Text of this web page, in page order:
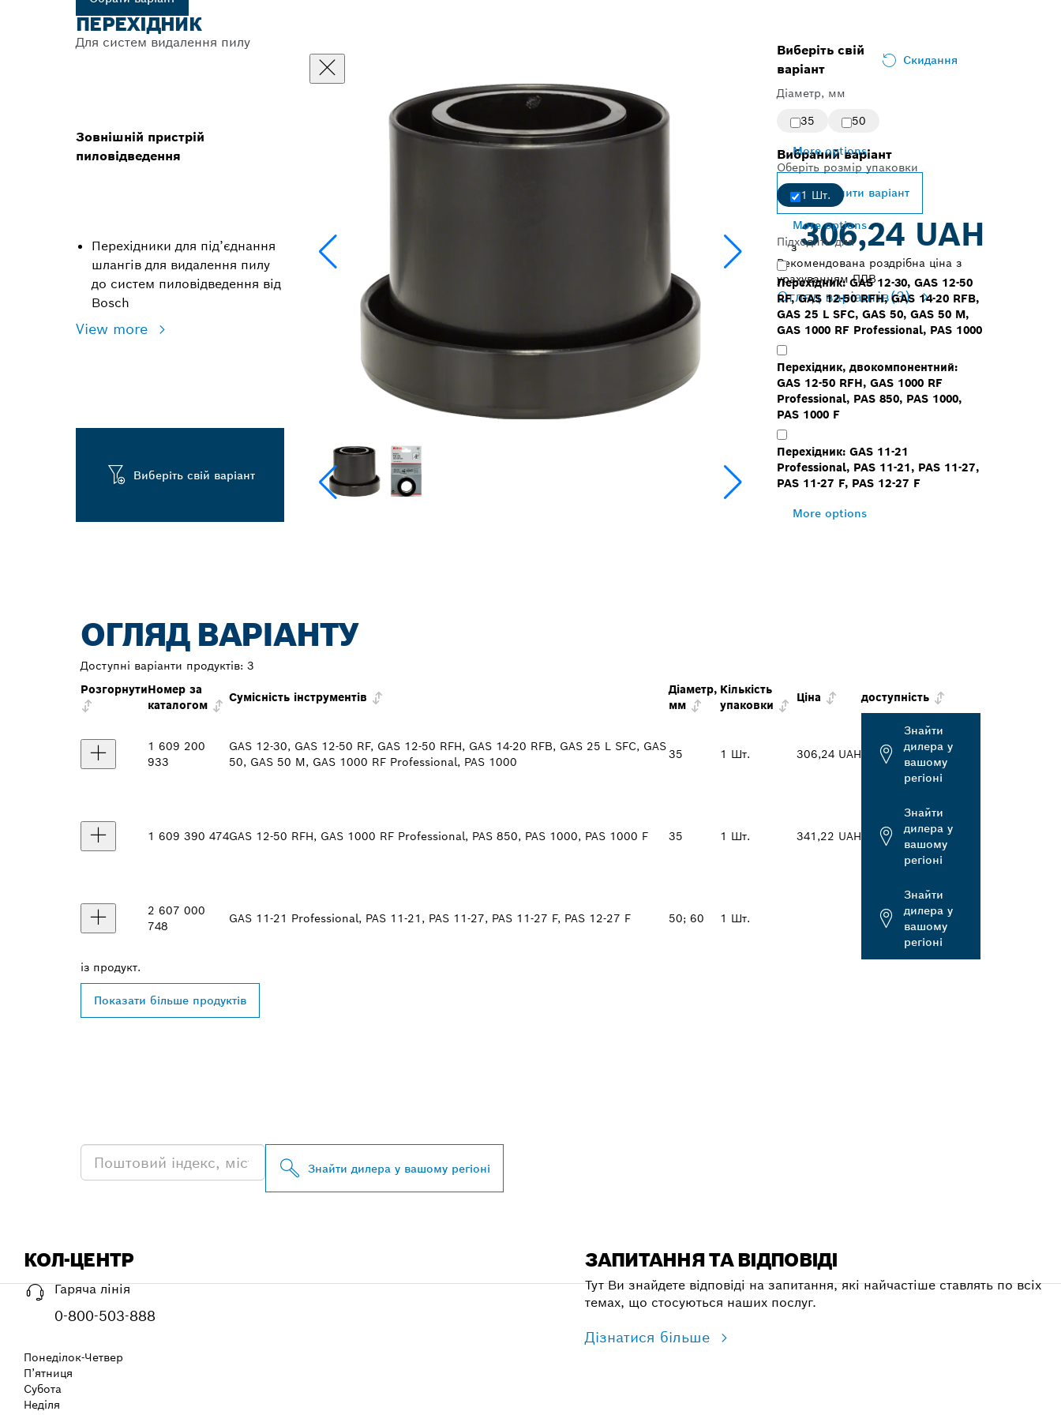
ПЕРЕХІДНИК
Для систем видалення пилу
Зовнішній пристрій
пиловідведення
Перехідники для під’єднання
шлангів для видалення пилу
до систем пиловідведення від
Bosch
View more
Виберіть свій варіант
Виберіть свій
варіант
Скидання
Діаметр, мм
35
50
More options
Оберіть розмір упаковки
1 Шт.
More options
Підходить для
Перехідник: GAS 12-30, GAS 12-50
RF, GAS 12-50 RFH, GAS 14-20 RFB,
GAS 25 L SFC, GAS 50, GAS 50 M,
GAS 1000 RF Professional, PAS 1000
Перехідник, двокомпонентний:
GAS 12-50 RFH, GAS 1000 RF
Professional, PAS 850, PAS 1000,
PAS 1000 F
Перехідник: GAS 11-21
Professional, PAS 11-21, PAS 11-27,
PAS 11-27 F, PAS 12-27 F
More options
Вибраний варіант
Змінити варіант
з306,24 UAH
Рекомендована роздрібна ціна з
урахуванням ПДВ
Огляд варіантів(3)
ОГЛЯД ВАРІАНТУ
Доступні варіанти продуктів: 3
РозгорнутиНомер за
каталогом
Сумісність інструментів
Діаметр,
мм
Кількість
упаковки
Ціна доступність
1 609 200
933
GAS 12-30, GAS 12-50 RF, GAS 12-50 RFH, GAS 14-20 RFB, GAS 25 L SFC, GAS
50, GAS 50 M, GAS 1000 RF Professional, PAS 1000
35 1 Шт. 306,24 UAH
Знайти
дилера у
вашому
регіоні
1 609 390 474GAS 12-50 RFH, GAS 1000 RF Professional, PAS 850, PAS 1000, PAS 1000 F 35 1 Шт. 341,22 UAH
Знайти
дилера у
вашому
регіоні
2 607 000
748
GAS 11-21 Professional, PAS 11-21, PAS 11-27, PAS 11-27 F, PAS 12-27 F 50; 60 1 Шт.
Знайти
дилера у
вашому
регіоні
із продукт.
Показати більше продуктів
Знайти дилера у вашому регіоні
КОЛ-ЦЕНТР
Гаряча лінія
0-800-503-888
Понеділок-Четвер
П’ятниця
Субота
Неділя
ЗАПИТАННЯ ТА ВІДПОВІДІ
Тут Ви знайдете відповіді на запитання, які найчастіше ставлять по всіх
темах, що стосуються наших послуг.
Дізнатися більше